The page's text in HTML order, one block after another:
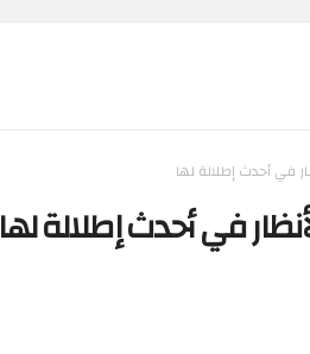
في أحدث إطلالة لها
في أحدث إطلالة لها